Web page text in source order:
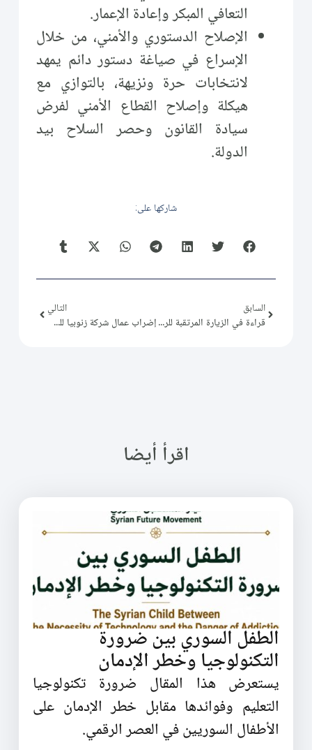
التعافي المبكر وإعادة الإعمار.
الإصلاح الدستوري والأمني، من خلال
الإسراع في صياغة دستور دائم يمهد
لانتخابات حرة ونزيهة، بالتوازي مع
هيكلة وإصلاح القطاع الأمني لفرض
سيادة القانون وحصر السلاح بيد
الدولة.
شاركها على:
السابق
قراءة في الزيارة المرتقبة للرئيس الفرنسي إيمانويل ماكرون إلى دمشق في تموز
التالي
إضراب عمال شركة زنوبيا للسيراميك في ريف دمشق
اقرأ أيضا
الطفل السوري بين ضرورة
التكنولوجيا وخطر الإدمان
يستعرض هذا المقال ضرورة تكنولوجيا
التعليم وفوائدها مقابل خطر الإدمان على
الأطفال السوريين في العصر الرقمي.